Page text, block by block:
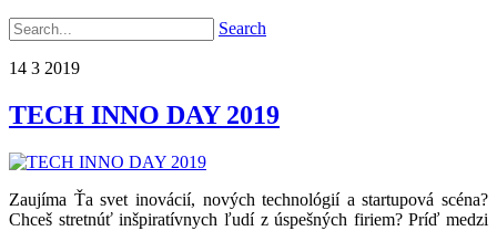
Search
14 3 2019
TECH INNO DAY 2019
Zaujíma Ťa svet inovácií, nových technológií a startupová scéna?
Chceš stretnúť inšpiratívnych ľudí z úspešných firiem? Príď medzi